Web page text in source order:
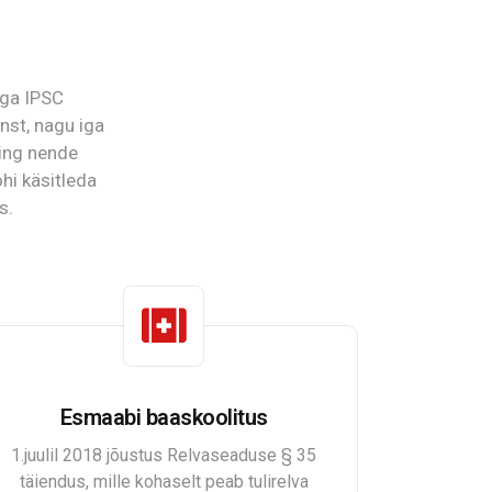
IPSC
nagu iga
nende
käsitleda
Esmaabi baaskoolitus
1.juulil 2018 jõustus Relvaseaduse § 35
täiendus, mille kohaselt peab tulirelva